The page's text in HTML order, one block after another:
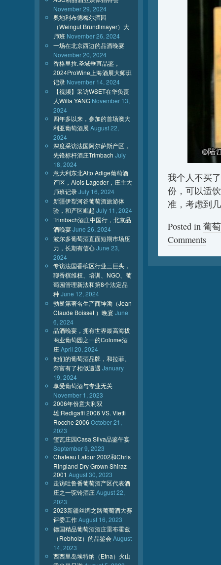
我个人不买
份，可以适
准，考虑到
Posted in 葡
Comments
November 29, 2024
奥地利布德梅尔酒园
（Weingut Brundlmayer）大
师班 November 26, 2024
一场在北京西边的品酒晚宴
November 20, 2024
香格里拉.圣域垂直品鉴，
2024ProWine上海酒展大师班
记录 November 14, 2024
【视频】采访WSET在华负责
人Willa YANG November 13,
2024
四年多以来，参加的首场澳大
利亚葡萄酒展 August 22,
2024
深度采访法国阿尔萨斯产区，
先锋标杆酒庄Trimbach July
18, 2024
意大利东北Alto Adige葡萄酒
产区，Alois Lageder，庄主大
师班记录July 16, 2024
新疆伊犁河谷葡萄酒旅游体
验，和产区崛起 July 11, 2024
Trimbach酒庄中国行，北京品
酒晚宴June 26, 2024
波尔多葡萄酒直面短期市场压
力，长期有信心June 23,
2024
专访法国香槟区行业三巨头，
聊香槟维权、培训、NGO、葡
萄园管理新法和第8个法定品
种June 12, 2024
勃艮第著名生产商坤渤（Jean
Claude Boisset ）晚宴June
6, 2024
品酒晚宴，拥有世界最高海拔
商业葡萄园之一的Colome酒
庄April 20, 2024
他们的葡萄酒品牌，和拉菲、
奔富有了相似遭遇 January
19, 2024
享受葡萄酒与专业无关
November 1, 2023
2006年份意大利双
雄:Redigaffi 2006 VS. Vietti
Rocche 2006 October 21,
2023
玺瓦庄园Casa Silva品鉴午宴
September 9, 2023
Chateau Latour 2002和Chris
Ringland Dry Grown Shiraz
2001 August 30, 2023
走访吐鲁番葡萄酒产区代表酒
庄之一驼铃酒庄August 22,
2023
2023新疆丝绸之路葡萄酒大赛
评委工作August 16, 2023
德国精品葡萄酒酒庄雷布霍兹
（Rebholz）的品鉴会August
14, 2023
西西里岛埃特纳（Etna）火山